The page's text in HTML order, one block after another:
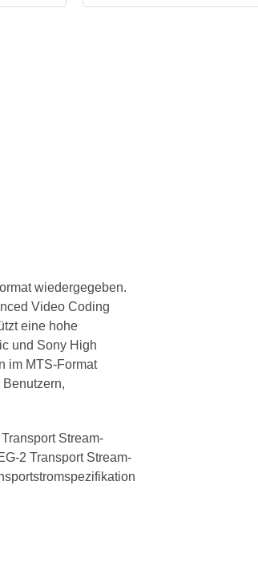
wiedergegeben.
Video Coding
eine hohe
und Sony High
im MTS-Format
Stream-
2 Transport Stream-